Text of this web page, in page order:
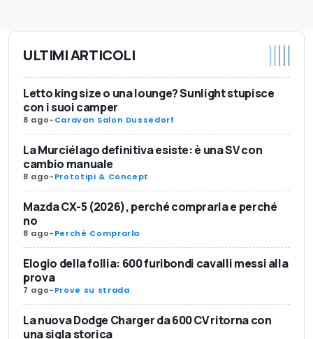
ULTIMI ARTICOLI
Letto king size o una lounge? Sunlight stupisce
con i suoi camper
8 ago-Caravan Salon Dussedorf
La Murciélago definitiva esiste: è una SV con
cambio manuale
8 ago-Prototipi & Concept
Mazda CX-5 (2026), perché comprarla e perché
no
8 ago-Perché Comprarla
Elogio della follia: 600 furibondi cavalli messi alla
prova
7 ago-Prove su strada
La nuova Dodge Charger da 600 CV ritorna con
una sigla storica